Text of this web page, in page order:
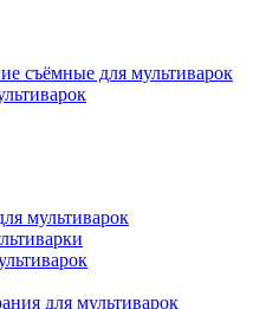
съёмные для мультиварок
мультиварок
для мультиварок